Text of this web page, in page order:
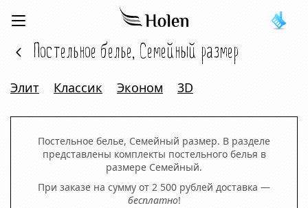
Постельное белье, Семейный размер
Элит Классик Эконом 3D
Постельное белье, Семейный размер. В разделе
представлены комплекты постельного белья в
размере Семейный.
При заказе на сумму от 2 500 рублей доставка —
бесплатно!